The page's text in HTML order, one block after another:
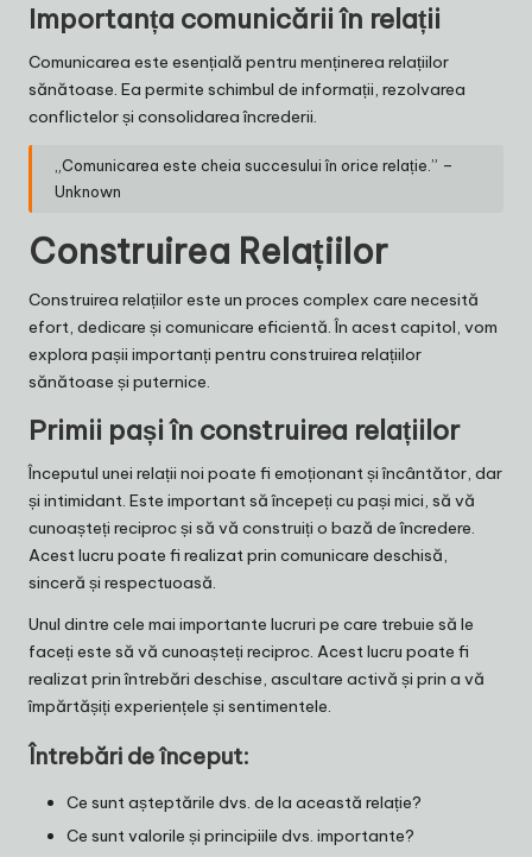
Importanța comunicării în relații
Comunicarea este esențială pentru menținerea relațiilor
sănătoase. Ea permite schimbul de informații, rezolvarea
conflictelor și consolidarea încrederii.
„Comunicarea este cheia succesului în orice relație.” –
Unknown
Construirea Relațiilor
Construirea relațiilor este un proces complex care necesită
efort, dedicare și comunicare eficientă. În acest capitol, vom
explora pașii importanți pentru construirea relațiilor
sănătoase și puternice.
Primii pași în construirea relațiilor
Începutul unei relații noi poate fi emoționant și încântător, dar
și intimidant. Este important să începeți cu pași mici, să vă
cunoașteți reciproc și să vă construiți o bază de încredere.
Acest lucru poate fi realizat prin comunicare deschisă,
sinceră și respectuoasă.
Unul dintre cele mai importante lucruri pe care trebuie să le
faceți este să vă cunoașteți reciproc. Acest lucru poate fi
realizat prin întrebări deschise, ascultare activă și prin a vă
împărtășiți experiențele și sentimentele.
Întrebări de început:
Ce sunt așteptările dvs. de la această relație?
Ce sunt valorile și principiile dvs. importante?